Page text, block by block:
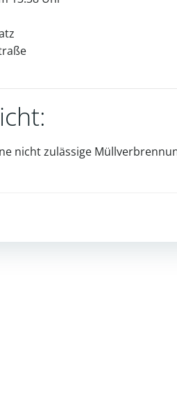
nicht zulässige